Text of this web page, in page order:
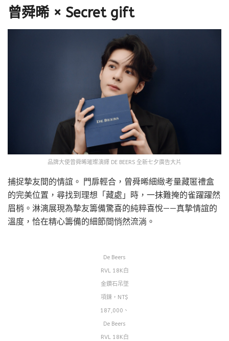
曾舜晞 × Secret gift
品牌大使曾舜晞璀璨演繹 DE BEERS 全新七夕廣告大片
捕捉摯友間的情誼。 門扉輕合，曾舜晞細緻考量藏匿禮盒
的完美位置，尋找到理想「藏處」時，一抹難掩的雀躍躍然
眉梢。淋漓展現為摯友籌備驚喜的純粹喜悅——真摯情誼的
溫度，恰在精心籌備的細節間悄然流淌。
De Beers
RVL 18K白
金鑽石吊墜
項鍊，NT$
187,000、
De Beers
RVL 18K白